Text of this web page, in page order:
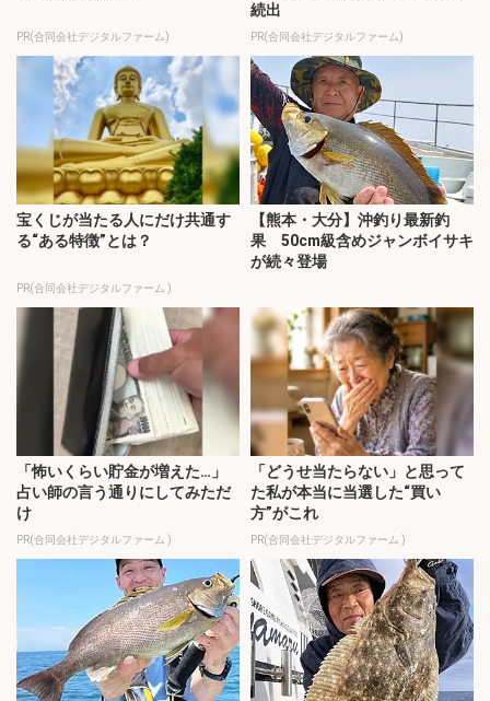
PR(合同会社デジタルファーム)
続出
PR(合同会社デジタルファーム)
宝くじが当たる人にだけ共通す
る“ある特徴”とは？
PR(合同会社デジタルファーム )
【熊本・大分】沖釣り最新釣
果 50cm級含めジャンボイサキ
が続々登場
「怖いくらい貯金が増えた…」
占い師の言う通りにしてみただ
け
PR(合同会社デジタルファーム )
「どうせ当たらない」と思って
た私が本当に当選した“買い
方”がこれ
PR(合同会社デジタルファーム )